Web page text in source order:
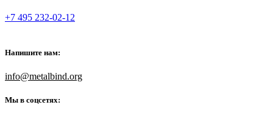
+7 495 232-02-12
Напишите нам:
info@metalbind.org
Мы в соцсетях: